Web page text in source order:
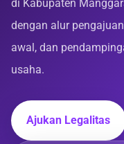
di Kabupaten
dengan alur
awal, dan
usaha.
Ajukan Legalitas